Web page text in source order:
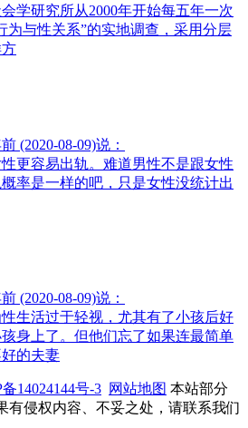
学研究所从2000年开始每五年一次
为与性关系”的实地调查，采用分层
(2020-08-09)说：
更容易出轨。难道男性不是跟女性
率是一样的吧，只是女性没统计出
(2020-08-09)说：
生活过于轻视，尤其有了小孩后好
身上了。但他们忘了如果连最简单
的夫妻
14024144号-3 网站地图 本站部分
有侵权内容、不妥之处，请联系我们